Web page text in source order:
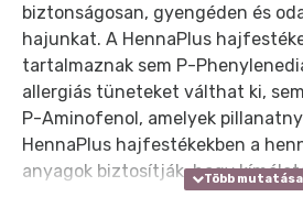
biztonságosan, gyengéden és
hajunkat. A HennaPlus
tartalmaznak sem P-
allergiás tüneteket válthat ki,
P-Aminofenol, amelyek
HennaPlus hajfestékekben a
anyagok biztosítják, hogy
biztonságosan festhessük